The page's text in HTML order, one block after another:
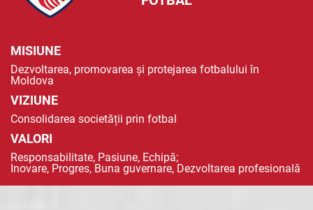
MISIUNE
Dezvoltarea, promovarea și protejarea fotbalului în
Moldova
VIZIUNE
Consolidarea societății prin fotbal
VALORI
Responsabilitate, Pasiune, Echipă;
Inovare, Progres, Buna guvernare, Dezvoltarea profesională